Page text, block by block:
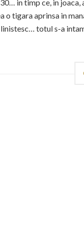
in timp ce, in joaca,
o tigara aprinsa in
totul s-a